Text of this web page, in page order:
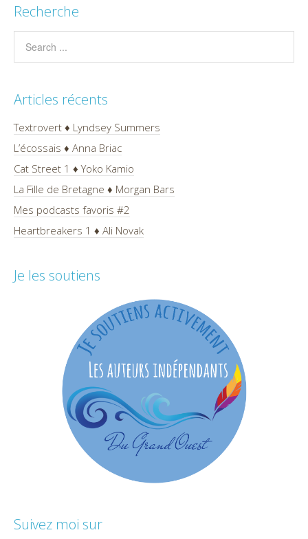
Recherche
Articles récents
Textrovert ♦ Lyndsey Summers
L’écossais ♦ Anna Briac
Cat Street 1 ♦ Yoko Kamio
La Fille de Bretagne ♦ Morgan Bars
Mes podcasts favoris #2
Heartbreakers 1 ♦ Ali Novak
Je les soutiens
Suivez moi sur